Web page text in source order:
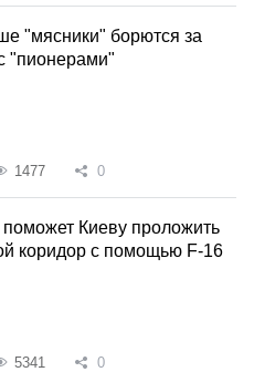
"мясники" борются за
"пионерами"
1477 0
Киеву проложить
коридор с помощью F-16
5341 0